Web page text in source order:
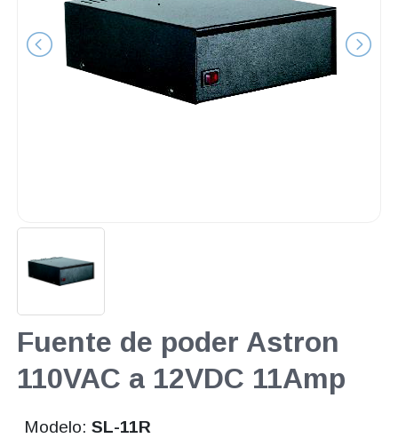
Fuente de poder Astron
110VAC a 12VDC 11Amp
Modelo:SL-11R